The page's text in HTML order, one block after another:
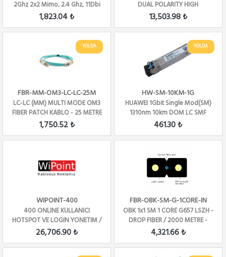
2Ghz 2x2 Mimo, 2.4 Ghz, 11Dbi
Alıcı 80...
1,823.04 ₺
DUAL POLARITY HIGH
PERFORMANCE - DISH - ...
13,503.98 ₺
YOLDA
FBR-MM-OM3-LC-LC-25M
LC-LC (MM) MULTI MODE OM3
FIBER PATCH KABLO - 25 METRE
1,750.52 ₺
YOLDA
HW-SM-10KM-1G
HUAWEI 1Gbit Single Mod(SM)
1310nm 10km DOM LC SMF
Modul
461.30 ₺
WIPOINT-400
400 ONLINE KULLANICI
HOTSPOT VE LOGIN YONETIM /
YILLIK
26,706.90 ₺
FBR-OBK-SM-G-1CORE-IN
OBK 1x1 SM 1 CORE G657 LSZH -
DROP FIBER / 2000 METRE -
2x0.5FRP
4,321.66 ₺